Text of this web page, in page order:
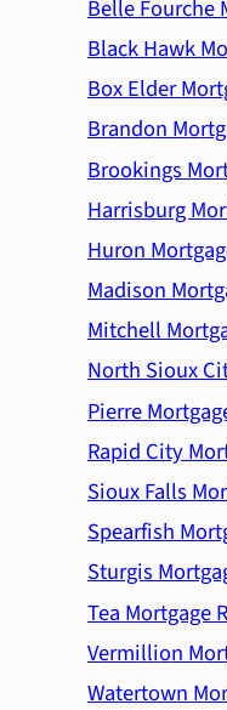
Belle Fourche
Black Hawk
Box Elder
Brandon
Brookings
Harrisburg
Huron
Madison
Mitchell
North Sioux
Pierre
Rapid City
Sioux Falls
Spearfish
Sturgis
Tea Mortgage
Vermillion
Watertown